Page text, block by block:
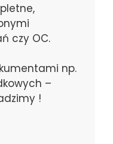
czy OC.
np.
–
!